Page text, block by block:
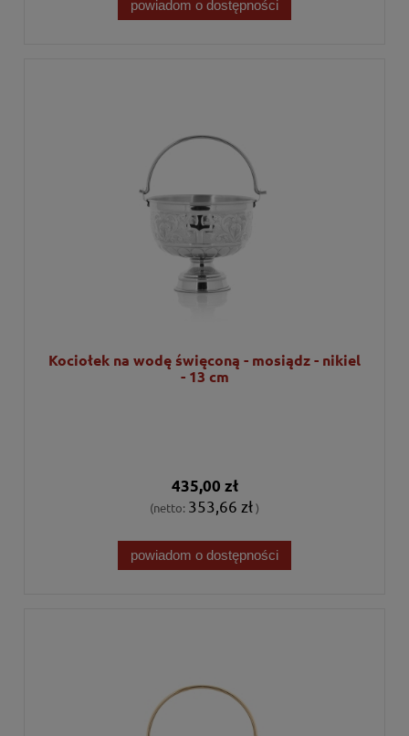
powiadom o dostępności
Kociołek na wodę święconą - mosiądz - nikiel
- 13 cm
435,00 zł
(netto: 353,66 zł)
powiadom o dostępności